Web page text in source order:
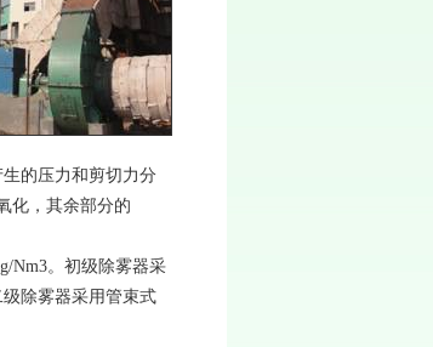
的压力和剪切力分
化，其余部分的
Nm3。初级除雾器采
除雾器采用管束式